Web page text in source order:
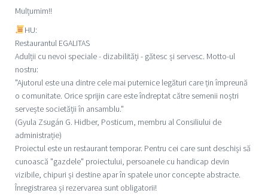
Mulțumim!!
HU:
Restaurantul EGALITAS
Adulții cu nevoi speciale - dizabilități - gătesc și servesc. Motto-ul
nostru:
"Ajutorul este una dintre cele mai puternice legături care țin împreună
o comunitate. Orice sprijin care este îndreptat către semenii noștri
servește societății în ansamblu."
(Gyula Zsugán G. Hidber, Posticum, membru al Consiliului de
administrație)
Proiectul este un restaurant temporar. Pentru cei care sunt deschiși să
cunoască "gazdele" proiectului, persoanele cu handicap devin
vizibile, chipuri și destine apar în spatele unor concepte abstracte.
Înregistrarea și rezervarea sunt obligatorii!